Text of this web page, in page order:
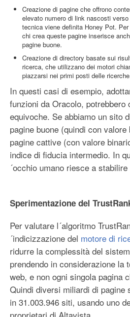
Creazione di pagine che offrono
elevato numero di link nascosti
tecnica viene definita Honey Pot.
chi crea queste pagine inserisce
pagine buone.
Creazione di directory basate sui
ricerca, che utilizzano dei motori
piazzarsi nei primi posti delle
In questi casi di esempio,
funzioni da Oracolo, potrebbero
equivoche. Se abbiamo un sito
pagine buone (quindi con
pagine cattive (con valore
indice di fiducia intermedio. In
´occhio umano riesce a
Sperimentazione del
Per valutare l´algoritmo
´indicizzazione del motore di
ridurre la complessità del
prendendo in considerazione la
web, e non ogni singola pagina
Quindi diversi miliardi di pagine
in 31.003.946 siti, usando uno